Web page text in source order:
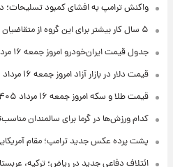
واکنش ترامپ به افشای کمبود
۵ سال کار بیشتر برای این گروه از متقاضیان بازنشستگی
جدول قیمت ایران‌خودرو امروز جمعه ۱۶ مرداد؛ قیمت‌ها تغییر کرد
قیمت دلار در بازار آزاد امروز جمعه ۱۶ مرداد ۱۴۰۵
قیمت طلا و سکه امروز جمعه ۱۶ مرداد ۱۴۰۵ +جدول
کدام ورزش‌ها در گرما برای سالمندان
پشت پرده عکس جدید ترامپ؛ مقام
ائتلاف دفاعی جدید در ریاض؛ ترکیه،